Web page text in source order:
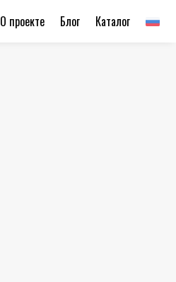
Каталог
Блог
О проекте